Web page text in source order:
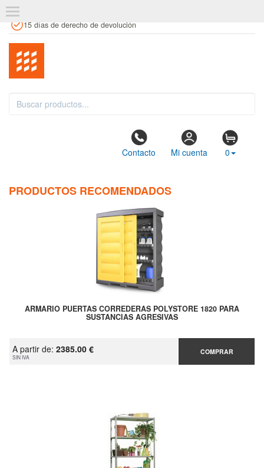
15 días de derecho de devolución
Contacto Mi cuenta 0
PRODUCTOS RECOMENDADOS
ARMARIO PUERTAS CORREDERAS POLYSTORE 1820 PARA
SUSTANCIAS AGRESIVAS
A partir de: 2385.00 €
SIN IVA
COMPRAR